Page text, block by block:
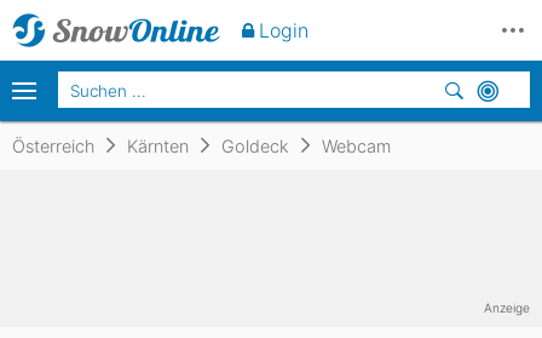
Österreich Kärnten Goldeck Webcam
Anzeige
Login